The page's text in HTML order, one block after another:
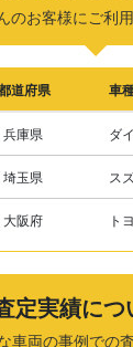
のお客様にご利
道府県 車
兵庫県 ダ
埼玉県 ス
大阪府 ト
定実績につ
車両の事例での